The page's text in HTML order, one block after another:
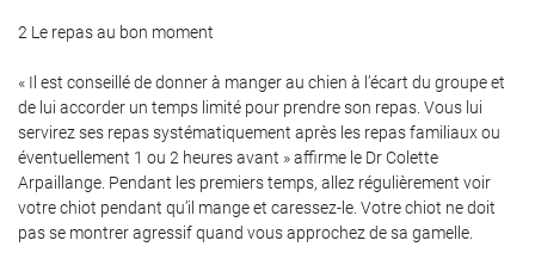
2 Le repas au bon moment
« Il est conseillé de donner à manger au chien à l’écart du groupe et
de lui accorder un temps limité pour prendre son repas. Vous lui
servirez ses repas systématiquement après les repas familiaux ou
éventuellement 1 ou 2 heures avant » affirme le Dr Colette
Arpaillange. Pendant les premiers temps, allez régulièrement voir
votre chiot pendant qu’il mange et caressez-le. Votre chiot ne doit
pas se montrer agressif quand vous approchez de sa gamelle.